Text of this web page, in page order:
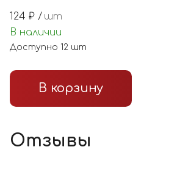
124 ₽ / шт
В наличии
Доступно 12 шт
В корзину
Отзывы